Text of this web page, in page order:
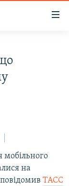
мобільного
на
ТАСС